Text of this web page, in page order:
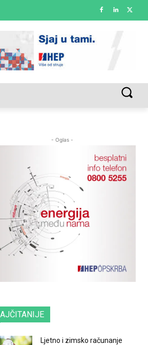
- Oglas -
Ljetno i zimsko računanje